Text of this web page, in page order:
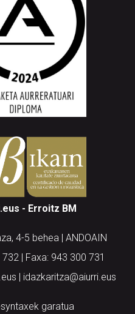
- Erroitz BM
4-5 behea | ANDOAIN
| Faxa: 943 300 731
| idazkaritza@aiurri.eus
garatua